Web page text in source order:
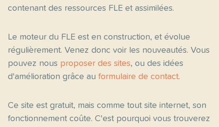
contenant des ressources FLE et assimilées.
Le moteur du FLE est en construction, et évolue
régulièrement. Venez donc voir les nouveautés. Vous
pouvez nous proposer des sites, ou des idées
d'amélioration grâce au formulaire de contact.
Ce site est gratuit, mais comme tout site internet, son
fonctionnement coûte. C'est pourquoi vous trouverez